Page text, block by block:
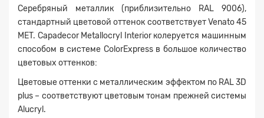
Серебряный металлик (приблизительно RAL 9006),
стандартный цветовой оттенок соответствует Venato 45
MET. Capadecor Metallocryl Interior колеруется машинным
способом в системе ColorExpress в большое количество
цветовых оттенков:
Цветовые оттенки с металлическим эффектом по RAL 3D
plus – соответствуют цветовым тонам прежней системы
Alucryl.